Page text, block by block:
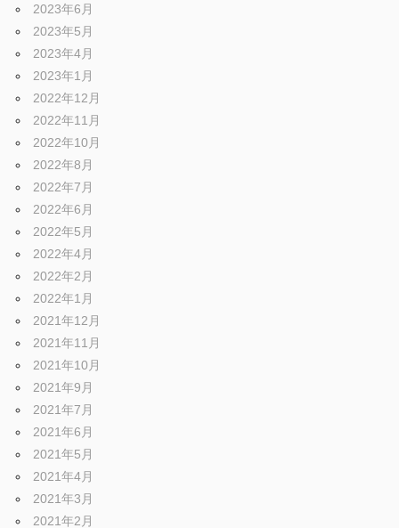
2023年6月
2023年5月
2023年4月
2023年1月
2022年12月
2022年11月
2022年10月
2022年8月
2022年7月
2022年6月
2022年5月
2022年4月
2022年2月
2022年1月
2021年12月
2021年11月
2021年10月
2021年9月
2021年7月
2021年6月
2021年5月
2021年4月
2021年3月
2021年2月